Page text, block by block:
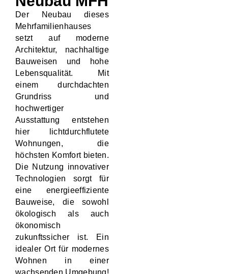
Der Neubau dieses
Mehrfamilienhauses
setzt auf moderne
Architektur, nachhaltige
Bauweisen und hohe
Lebensqualität. Mit
einem durchdachten
Grundriss und
hochwertiger
Ausstattung entstehen
hier lichtdurchflutete
Wohnungen, die
höchsten Komfort bieten.
Die Nutzung innovativer
Technologien sorgt für
eine energieeffiziente
Bauweise, die sowohl
ökologisch als auch
ökonomisch
zukunftssicher ist. Ein
idealer Ort für modernes
Wohnen in einer